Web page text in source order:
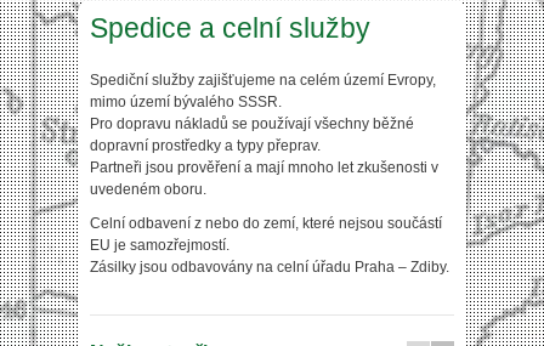
Spedice a celní služby
Spediční služby zajišťujeme na celém území Evropy,
mimo území bývalého SSSR.
Pro dopravu nákladů se používají všechny běžné
dopravní prostředky a typy přeprav.
Partneři jsou prověření a mají mnoho let zkušenosti v
uvedeném oboru.
Celní odbavení z nebo do zemí, které nejsou součástí
EU je samozřejmostí.
Zásilky jsou odbavovány na celní úřadu Praha – Zdiby.